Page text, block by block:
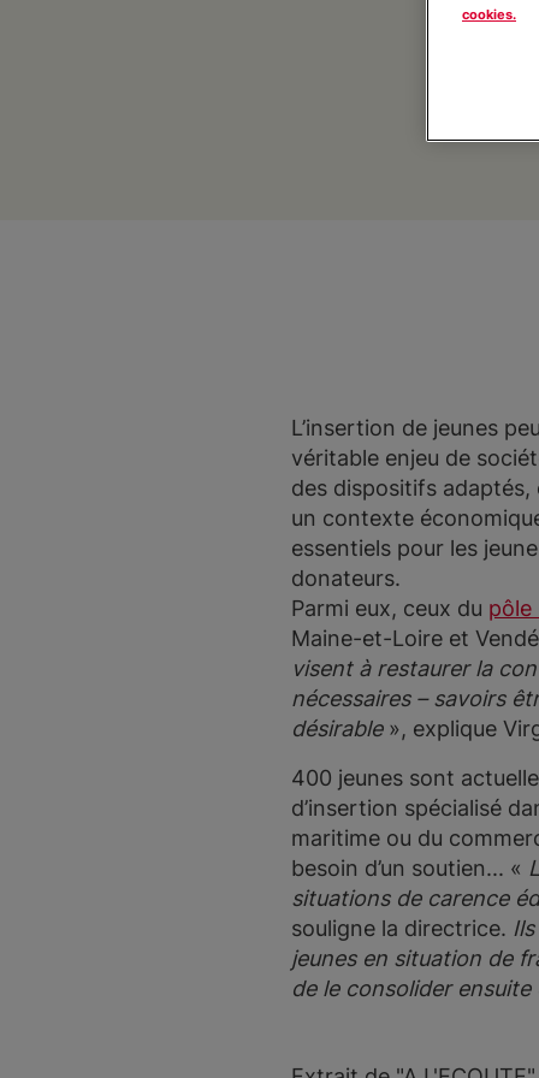
L’insertion de jeunes
véritable enjeu de
des dispositifs adaptés,
un contexte
essentiels pour les
donateurs.
Parmi eux, ceux du pôle
Maine-et-Loire et
visent à restaurer la
nécessaires – savoirs
désirable», explique
400 jeunes sont
d’insertion spécialisé
maritime ou du
besoin d’un soutien... «
situations de carence
souligne la directrice.
jeunes en situation de
de le consolider
cookies.